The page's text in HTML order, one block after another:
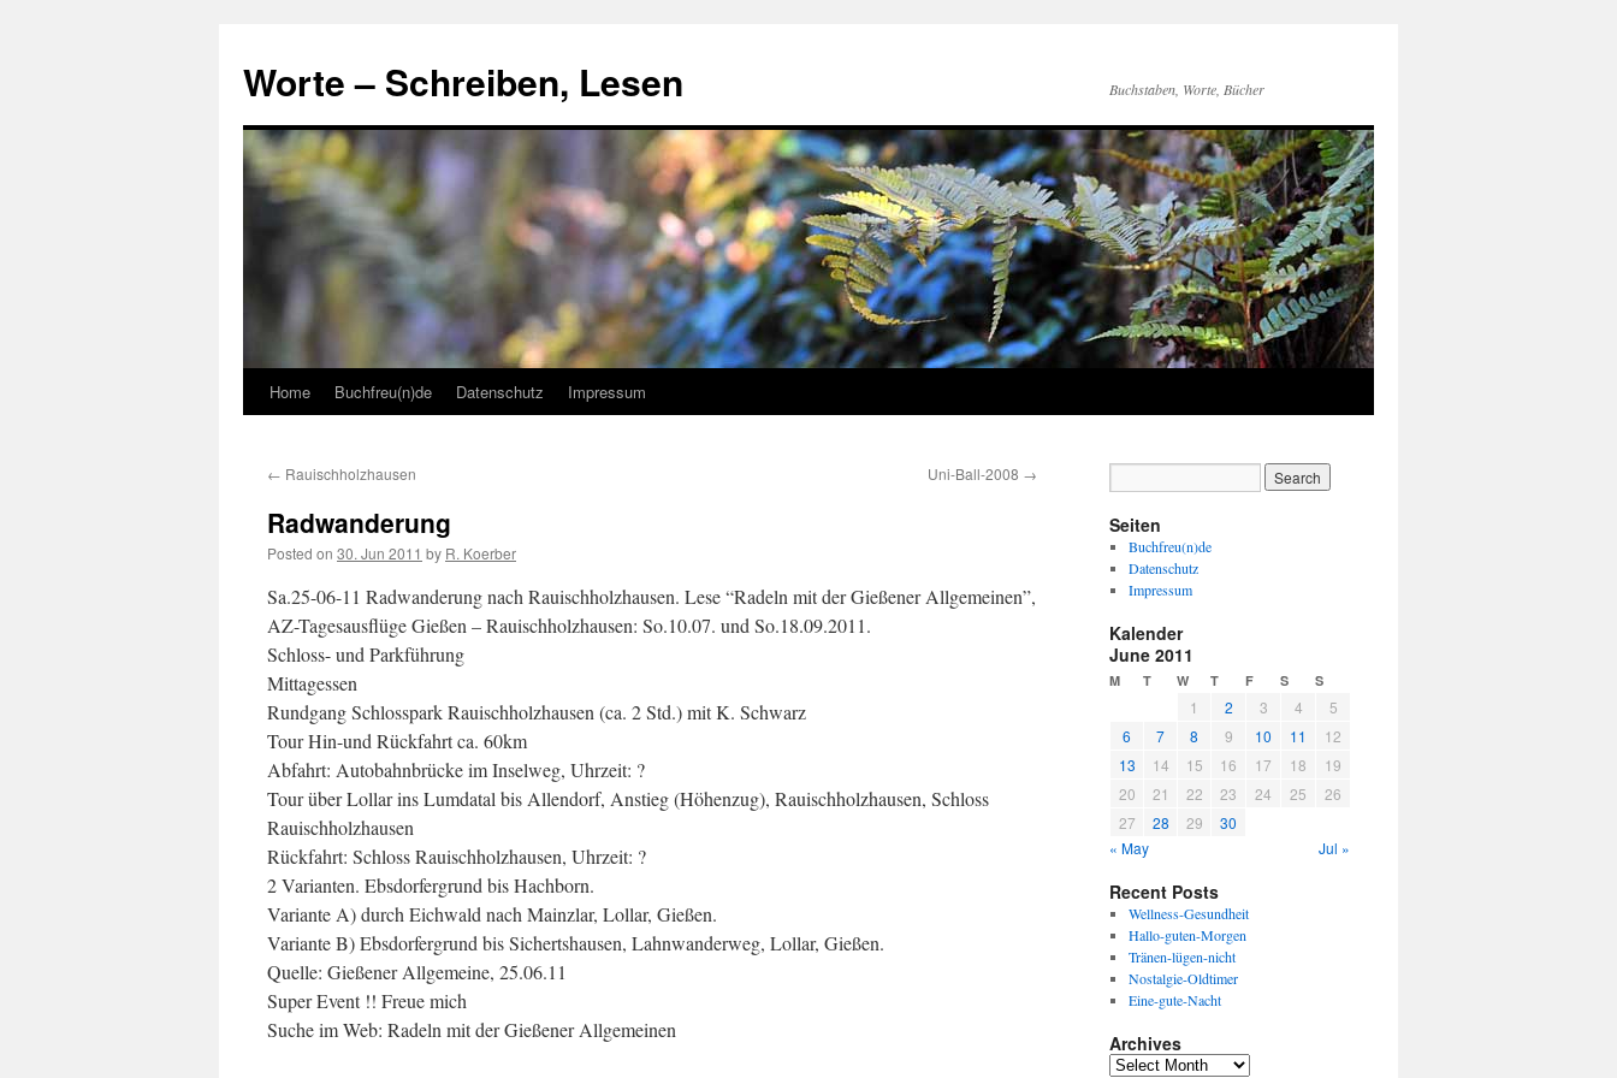
content
Worte – Schreiben, Lesen Buchstaben, Worte, Bücher
Home Buchfreu(n)de Datenschutz Impressum
← Rauischholzhausen Uni-Ball-2008 →
Radwanderung
Posted on 30. Jun 2011 by R. Koerber
Sa.25-06-11 Radwanderung nach Rauischholzhausen. Lese “Radeln mit der Gießener Allgemeinen”,
AZ-Tagesausflüge Gießen – Rauischholzhausen: So.10.07. und So.18.09.2011.
Schloss- und Parkführung
Mittagessen
Rundgang Schlosspark Rauischholzhausen (ca. 2 Std.) mit K. Schwarz
Tour Hin-und Rückfahrt ca. 60km
Abfahrt: Autobahnbrücke im Inselweg, Uhrzeit: ?
Tour über Lollar ins Lumdatal bis Allendorf, Anstieg (Höhenzug), Rauischholzhausen, Schloss
Rauischholzhausen
Rückfahrt: Schloss Rauischholzhausen, Uhrzeit: ?
2 Varianten. Ebsdorfergrund bis Hachborn.
Variante A) durch Eichwald nach Mainzlar, Lollar, Gießen.
Variante B) Ebsdorfergrund bis Sichertshausen, Lahnwanderweg, Lollar, Gießen.
Quelle: Gießener Allgemeine, 25.06.11
Super Event !! Freue mich
Suche im Web: Radeln mit der Gießener Allgemeinen
Seiten
Buchfreu(n)de
Datenschutz
Impressum
Kalender
June 2011
M T W T F S S
1 2 3 4
5
6
7 8 9 10 11
12
13
14 15 16 17 18
19
20
21 22 23 24 25
26
27
28 29
30
« May
Jul »
Recent Posts
Wellness-Gesundheit
Hallo-guten-Morgen
Tränen-lügen-nicht
Nostalgie-Oldtimer
Eine-gute-Nacht
Archives
A